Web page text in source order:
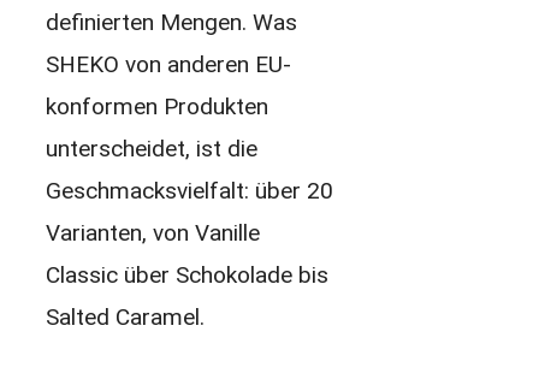
definierten Mengen. Was
SHEKO von anderen EU-
konformen Produkten
unterscheidet, ist die
Geschmacksvielfalt: über 20
Varianten, von Vanille
Classic über Schokolade bis
Salted Caramel.